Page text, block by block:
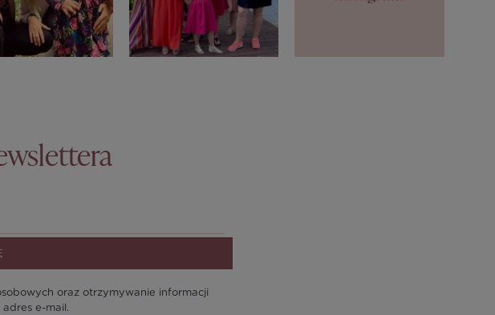
oraz otrzymywanie informacji
e-mail.